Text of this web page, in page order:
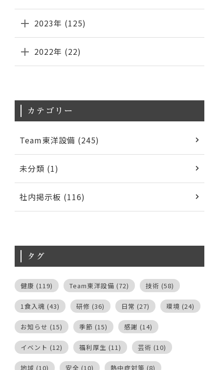
2023年 (125)
2022年 (22)
カテゴリー
Team東洋設備 (245)
未分類 (1)
社内掲示板 (116)
タグ
健康 (119) Team東洋設備 (72) 技術 (58)
1食入魂 (43) 研修 (36) 日常 (27) 環境 (24)
お知らせ (15) 季節 (15) 感謝 (14)
イベント (12) 福利厚生 (11) 芸術 (10)
地域 (10) 安全 (10) 熱中症対策 (8)